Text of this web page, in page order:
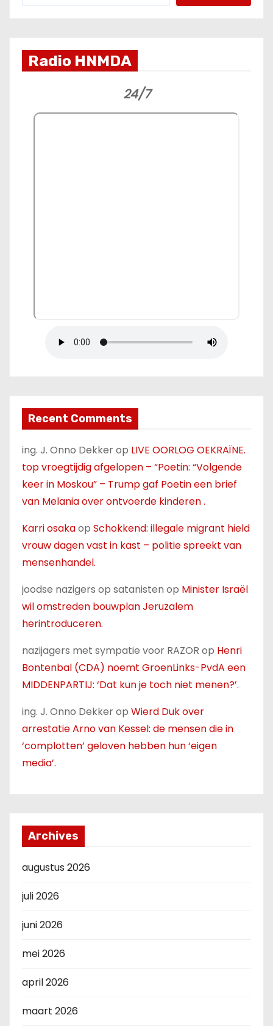
Radio HNMDA
24/7
Recent Comments
ing. J. Onno Dekkerop LIVE OORLOG OEKRAÏNE.
top vroegtijdig afgelopen – “Poetin: “Volgende
keer in Moskou” – Trump gaf Poetin een brief
van Melania over ontvoerde kinderen .
Karri osakaop Schokkend: illegale migrant hield
vrouw dagen vast in kast – politie spreekt van
mensenhandel.
joodse nazigers op satanisten op Minister Israël
wil omstreden bouwplan Jeruzalem
herintroduceren.
nazijagers met sympatie voor RAZOR op Henri
Bontenbal (CDA) noemt GroenLinks-PvdA een
MIDDENPARTIJ: ‘Dat kun je toch niet menen?’.
ing. J. Onno Dekkerop Wierd Duk over
arrestatie Arno van Kessel: de mensen die in
‘complotten’ geloven hebben hun ‘eigen
media’.
Archives
augustus 2026
juli 2026
juni 2026
mei 2026
april 2026
maart 2026